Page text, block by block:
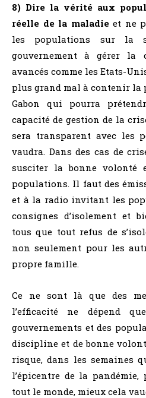
8) Dire la vérité aux
réelle de la maladieet ne
les populations sur la
gouvernement à gérer la
avancés comme les Etats-
plus grand mal à contenir la
Gabon qui pourra
capacité de gestion de la
sera transparent avec les
vaudra. Dans des cas de
susciter la bonne volonté
populations. Il faut des
et à la radio invitant les
consignes d’isolement et
tous que tout refus de
non seulement pour les
propre famille.
Ce ne sont là que des
l’efficacité ne dépend
gouvernements et des
discipline et de bonne
risque, dans les semaines
l’épicentre de la
tout le monde, mieux cela